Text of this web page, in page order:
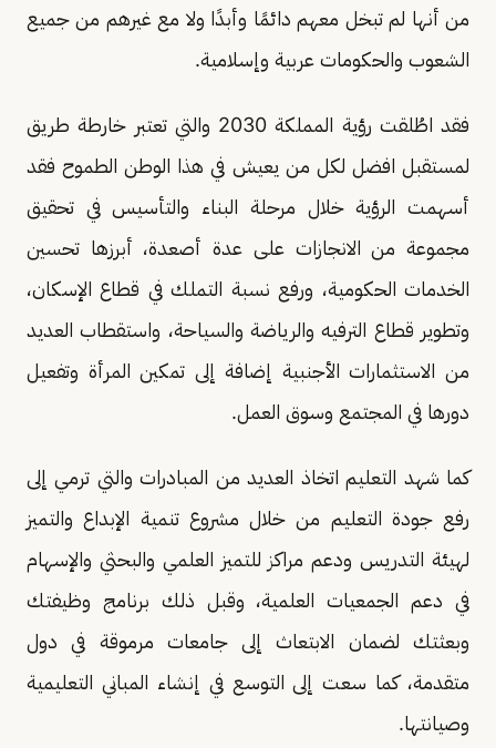
من أنها لم تبخل معهم دائمًا وأبدًا ولا مع غيرهم من جميع
الشعوب والحكومات عربية وإسلامية.
فقد اطُلقت رؤية المملكة 2030 والتي تعتبر خارطة طريق
لمستقبل افضل لكل من يعيش في هذا الوطن الطموح فقد
أسهمت الرؤية خلال مرحلة البناء والتأسيس في تحقيق
مجموعة من الانجازات على عدة أصعدة، أبرزها تحسين
الخدمات الحكومية، ورفع نسبة التملك في قطاع الإسكان،
وتطوير قطاع الترفيه والرياضة والسياحة، واستقطاب العديد
من الاستثمارات الأجنبية إضافة إلى تمكين المرأة وتفعيل
دورها في المجتمع وسوق العمل.
كما شهد التعليم اتخاذ العديد من المبادرات والتي ترمي إلى
رفع جودة التعليم من خلال مشروع تنمية الإبداع والتميز
لهيئة التدريس ودعم مراكز للتميز العلمي والبحثي والإسهام
في دعم الجمعيات العلمية، وقبل ذلك برنامج وظيفتك
وبعثتك لضمان الابتعاث إلى جامعات مرموقة في دول
متقدمة، كما سعت إلى التوسع في إنشاء المباني التعليمية
وصيانتها.